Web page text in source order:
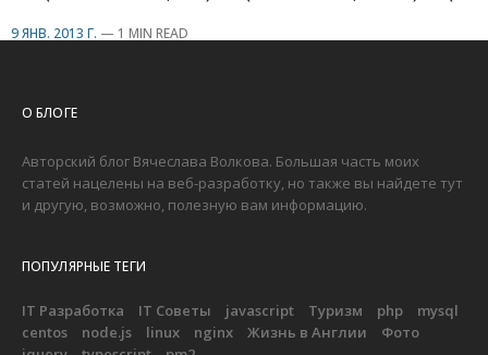
9 ЯНВ. 2013 Г. — 1 MIN READ
О БЛОГЕ
Авторский блог Вячеслава Волкова. Большая часть моих
статей нацелены на веб-разработку, но также вы найдете тут
и другую, возможно, полезную вам информацию.
ПОПУЛЯРНЫЕ ТЕГИ
IT Разработка IT Советы javascript Туризм php
mysql
centos
node.js linux nginx Жизнь в Англии
Фото